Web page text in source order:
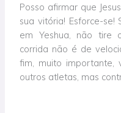
Posso afirmar que
sua vitória! Esforce-se!
em Yeshua, não tire
corrida não é de
fim, muito importante,
outros atletas, mas